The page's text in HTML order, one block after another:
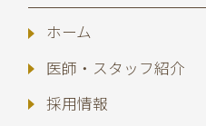
ホーム
医師・スタッフ紹介
採用情報